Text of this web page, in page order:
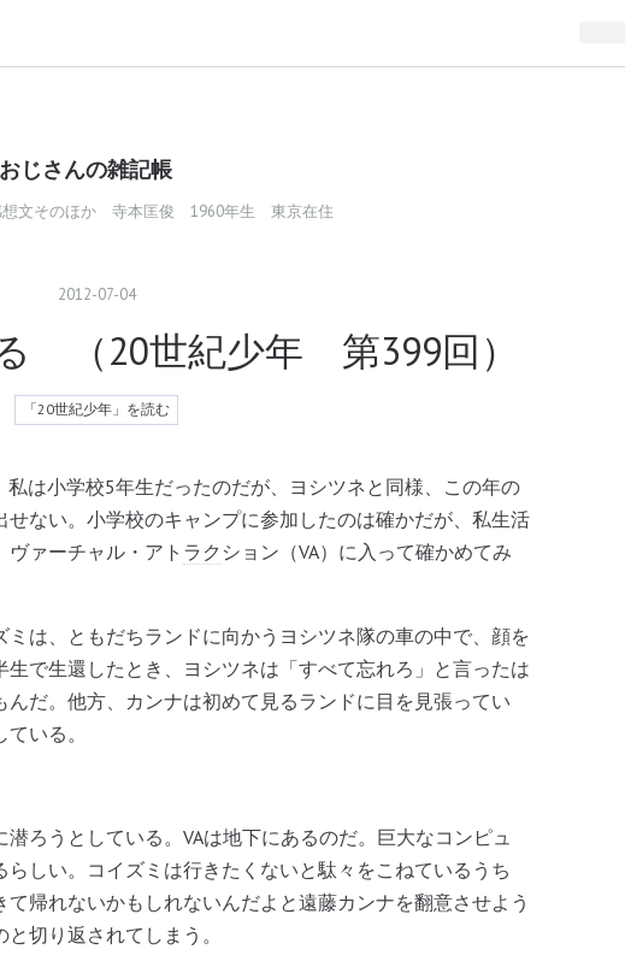
おじさんの雑記帳
想文そのほか 寺本匡俊 1960年生 東京在住
2012-07-04
（20世紀少年 第399回）
「20世紀少年」を読む
は小学校5年生だったのだが、ヨシツネと同様、この年の
ない。小学校のキャンプに参加したのは確かだが、私生活
ァーチャル・アト ラク ション（VA）に入って確かめてみ
は、ともだちランドに向かうヨシツネ隊の車の中で、顔を
で生還したとき、ヨシツネは「すべて忘れろ」と言ったは
だ。他方、カンナは初めて見るランドに目を見張ってい
いる。
ろうとしている。VAは地下にあるのだ。巨大なコンピュ
しい。コイズミは行きたくないと駄々をこねているうち
帰れないかもしれないんだよと遠藤カンナを翻意させよう
切り返されてしまう。